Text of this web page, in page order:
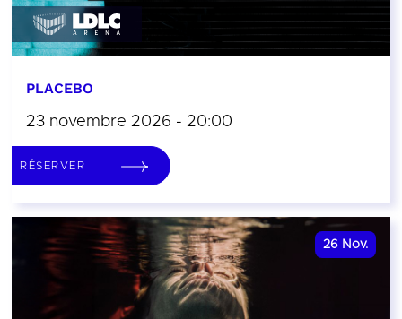
PLACEBO
23 novembre 2026 - 20:00
RÉSERVER
26 Nov.